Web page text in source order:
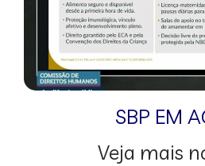
SBP EM
Veja mais